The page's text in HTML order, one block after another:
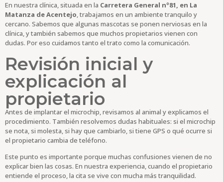
En nuestra clínica, situada en la Carretera General nº81, en La
Matanza de Acentejo, trabajamos en un ambiente tranquilo y
cercano. Sabemos que algunas mascotas se ponen nerviosas en la
clínica, y también sabemos que muchos propietarios vienen con
dudas. Por eso cuidamos tanto el trato como la comunicación.
Revisión inicial y
explicación al
propietario
Antes de implantar el microchip, revisamos al animal y explicamos el
procedimiento. También resolvemos dudas habituales: si el microchip
se nota, si molesta, si hay que cambiarlo, si tiene GPS o qué ocurre si
el propietario cambia de teléfono.
Este punto es importante porque muchas confusiones vienen de no
explicar bien las cosas. En nuestra experiencia, cuando el propietario
entiende el proceso, la cita se vive con mucha más tranquilidad.